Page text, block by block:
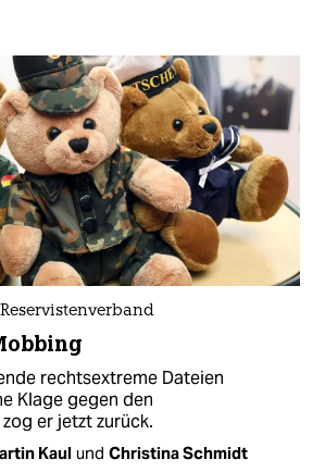
rechtsextreme Dateien
Klage gegen den
er jetzt zurück.
Kaul und Christina Schmidt